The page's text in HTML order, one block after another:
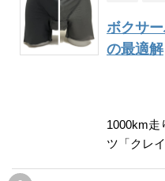
ボクサ
の最適解
1000km走
ツ「クレイ